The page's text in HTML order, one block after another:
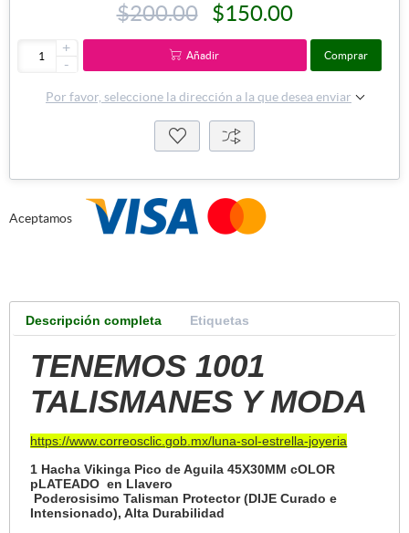
$200.00 $150.00
+
-
Añadir Comprar
Por favor, seleccione la dirección a la que desea enviar
Aceptamos
Descripción completa Etiquetas
TENEMOS 1001
TALISMANES Y MODA
https://www.correosclic.gob.mx/luna-sol-estrella-joyeria
1 Hacha Vikinga Pico de Aguila 45X30MM cOLOR
pLATEADO en Llavero
Poderosisimo Talisman Protector (DIJE Curado e
Intensionado), Alta Durabilidad